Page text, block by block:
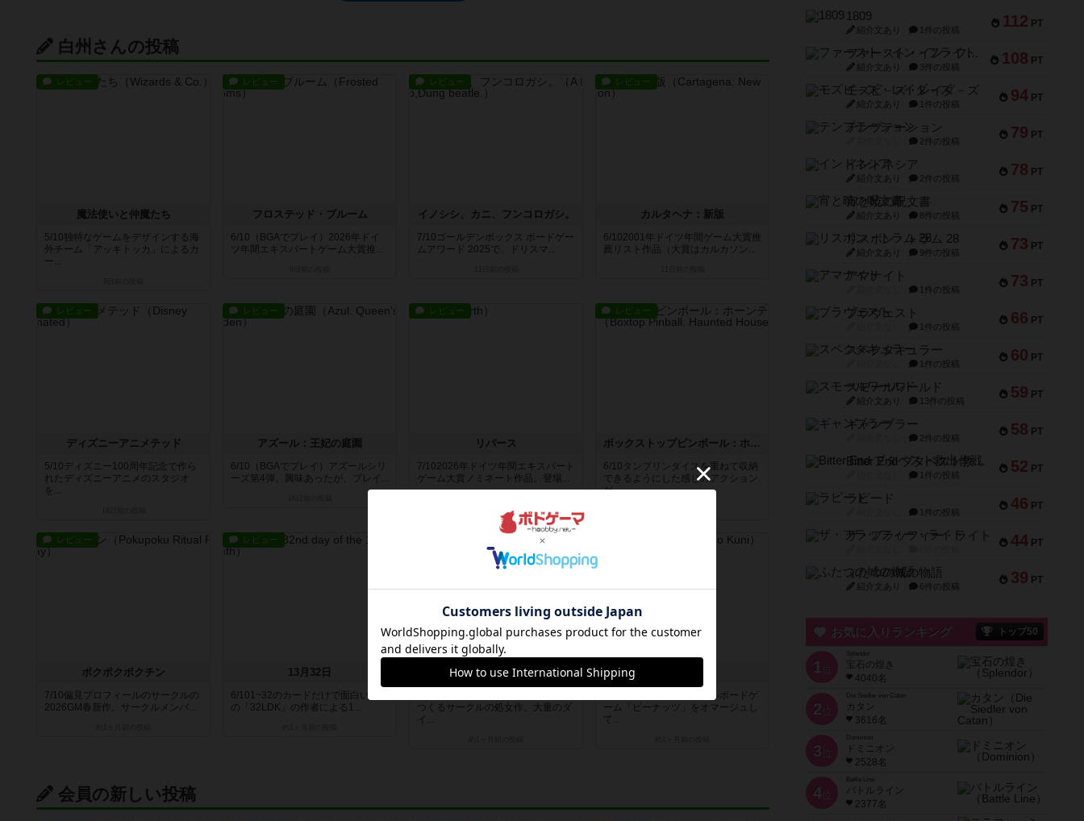
白州さんの投稿
レビュー
魔法使いと仲魔たち
5/10独特なゲームをデザインする海
外チーム「アッキトッカ」によるカ
ー...
レビュー
フロステッド・ブルーム
6/10（BGAでプレイ）2026年ドイ
ツ年間エキスパートゲーム大賞推...
レビュー
イノシシ、カニ、フンコロガシ。
7/10ゴールデンボックス ボードゲー
ムアワード 2025で、ドリスマ...
レビュー
カルタヘナ：新版
6/102001年ドイツ年間ゲーム大賞推
薦リスト作品（大賞はカルカソン...
レビュー
ディズニーアニメテッド
5/10ディズニー100周年記念で作ら
れたディズニーアニメのスタジオ
を...
レビュー
アズール：王妃の庭園
6/10（BGAでプレイ）アズールシリ
ーズ第4弾。興味あったが、プレイ...
レビュー
リバース
7/102026年ドイツ年間エキスパート
ゲーム大賞ノミネート作品。登場...
レビュー
ボックストップピンボール：ホーンテッドハウス
6/10タンブリンダイスを重ねて収納
できるようにした感じのアクション
ゲ...
レビュー
ポクポクポクチン
7/10偏見プロフィールのサークルの
2026GM春新作。サークルメンバ...
レビュー
13月32日
6/101~32のカードだけで面白い話題
の「32LDK」の作者による1...
蠱毒
つくるサークルの処女作。大量のダ
イ...
7/10超人気レアギャンブルボードゲ
ーム「ピーナッツ」をオマージュし
て...
会員の新しい投稿
112 PT
1809
紹介文あり 1件の投稿
108 PT
ファースト・イン・フライト
紹介文あり 3件の投稿
94 PT
モズビ－ズ・レイダ－ズ
紹介文あり 1件の投稿
79 PT
テンプテーション
2件の投稿
78 PT
インドネシア
紹介文あり 2件の投稿
75 PT
宵と暁の呪文書
紹介文あり 8件の投稿
73 PT
リスボン・トラム 28
紹介文あり 9件の投稿
73 PT
アマナイト
1件の投稿
66 PT
ブラヴェスト
1件の投稿
60 PT
スペクタキュラー
1件の投稿
59 PT
スモールワールド
紹介文あり 13件の投稿
58 PT
ギャンブラー
2件の投稿
52 PT
Bitter End ブタペスト救出作戦
1件の投稿
46 PT
ラピード
1件の投稿
44 PT
ザ・フラッフィー・ライト
39 PT
ふたつの城の物語
紹介文あり 6件の投稿
お気に入りランキング トップ50
1 位
宝石の煌き
4040名
2 位
Die Siedler von Catan
カタン
3616名
3 位
ドミニオン
2528名
4位
Battle Line
バトルライン
2377名